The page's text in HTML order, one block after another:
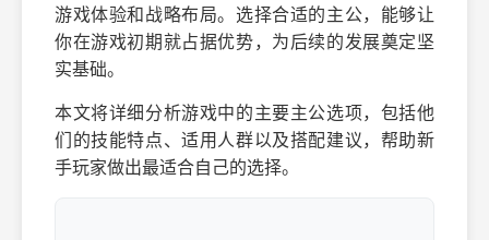
游戏体验和战略布局。选择合适的主公，能够让
你在游戏初期就占据优势，为后续的发展奠定坚
实基础。
本文将详细分析游戏中的主要主公选项，包括他
们的技能特点、适用人群以及搭配建议，帮助新
手玩家做出最适合自己的选择。